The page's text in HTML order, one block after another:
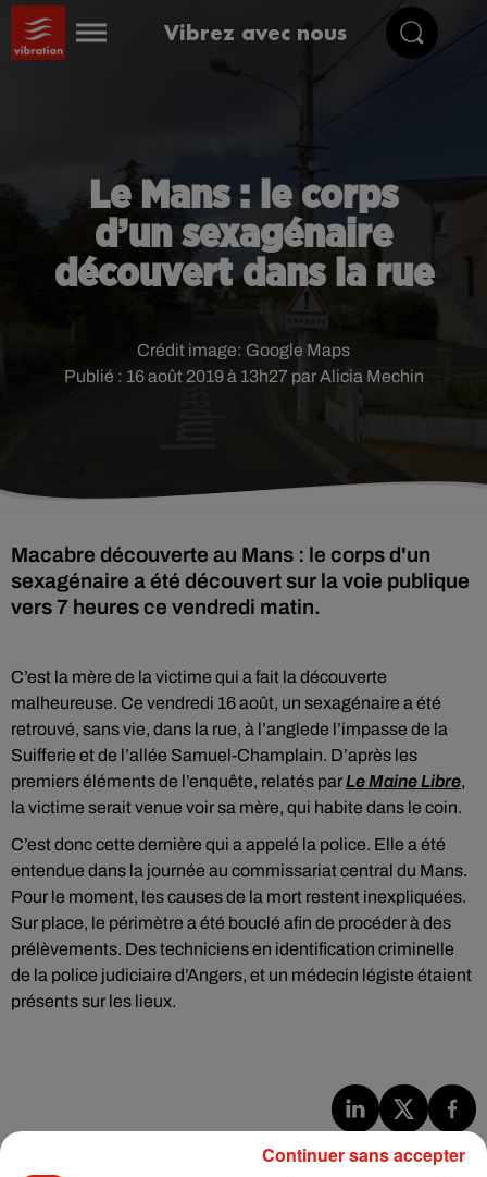
Vibrez avec nous
Le Mans : le corps
d’un sexagénaire
découvert dans la rue
Publié : 16 août 2019 à 13h27 par Alicia Mechin
Crédit image: Google Maps
Macabre découverte au Mans : le corps d'un
sexagénaire a été découvert sur la voie publique
vers 7 heures ce vendredi matin.
C’est la mère de la victime qui a fait la découverte
malheureuse. Ce vendredi 16 août, un sexagénaire a été
retrouvé, sans vie, dans la rue, à l’anglede l’impasse de la
Suifferie et de l’allée Samuel-Champlain. D’après les
premiers éléments de l’enquête, relatés parLe Maine Libre,
la victime serait venue voir sa mère, qui habite dans le coin.
C’est donc cette dernière qui a appelé la police. Elle a été
entendue dans la journée au commissariat central du Mans.
Pour le moment, les causes de la mort restent inexpliquées.
Sur place, le périmètre a été bouclé afin de procéder à des
prélèvements. Des techniciens en identification criminelle
de la police judiciaire d’Angers, et un médecin légiste étaient
présents sur les lieux.
Continuer sans accepter